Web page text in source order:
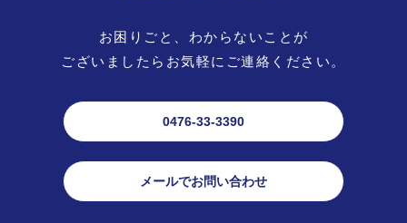
【電話受付】 11:30-17:00 (土日祝定休)
0476-33-3390
お困りごと、わからないことが
ございましたらお気軽にご連絡ください。
0476-33-3390
メールでお問い合わせ